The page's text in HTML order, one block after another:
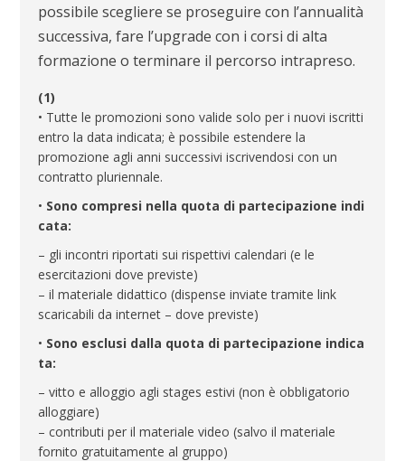
possibile scegliere se proseguire con l’annualità
successiva, fare l’upgrade con i corsi di alta
formazione o terminare il percorso intrapreso.
(1)
• Tutte le promozioni sono valide solo per i nuovi iscritti
entro la data indicata; è possibile estendere la
promozione agli anni successivi iscrivendosi con un
contratto pluriennale.
• Sono compresi nella quota di partecipazione indi
cata:
– gli incontri riportati sui rispettivi calendari (e le
esercitazioni dove previste)
– il materiale didattico (dispense inviate tramite link
scaricabili da internet – dove previste)
• Sono esclusi dalla quota di partecipazione indica
ta:
– vitto e alloggio agli stages estivi (non è obbligatorio
alloggiare)
– contributi per il materiale video (salvo il materiale
fornito gratuitamente al gruppo)